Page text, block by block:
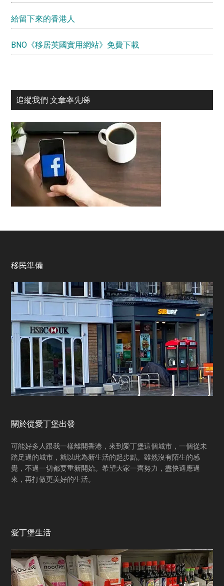
給留下來的香港人
BNO《移居英國實用網站》免費下載
追縱我們 文章率先睇
Footer
移民準備
關於從愛丁堡出發
可能好多人跟我一樣離開香港，來到愛丁堡這個城市，一個從未
踏足過的城市，就以此為新生活的起步點。雖然沒有陌生的感
覺，不過一切都要重新開始。希望大家一齊努力，盡快適應過
來，再打做更美好的生活。
愛丁堡生活